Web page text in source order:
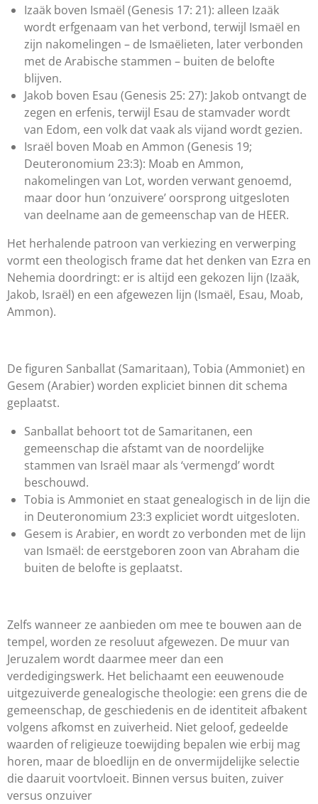
Izaäk boven Ismaël (Genesis 17: 21): alleen Izaäk
wordt erfgenaam van het verbond, terwijl Ismaël en
zijn nakomelingen – de Ismaëlieten, later verbonden
met de Arabische stammen – buiten de belofte
blijven.
Jakob boven Esau (Genesis 25: 27): Jakob ontvangt de
zegen en erfenis, terwijl Esau de stamvader wordt
van Edom, een volk dat vaak als vijand wordt gezien.
Israël boven Moab en Ammon (Genesis 19;
Deuteronomium 23:3): Moab en Ammon,
nakomelingen van Lot, worden verwant genoemd,
maar door hun ‘onzuivere’ oorsprong uitgesloten
van deelname aan de gemeenschap van de HEER.
Het herhalende patroon van verkiezing en verwerping
vormt een theologisch frame dat het denken van Ezra en
Nehemia doordringt: er is altijd een gekozen lijn (Izaäk,
Jakob, Israël) en een afgewezen lijn (Ismaël, Esau, Moab,
Ammon).
De figuren Sanballat (Samaritaan), Tobia (Ammoniet) en
Gesem (Arabier) worden expliciet binnen dit schema
geplaatst.
Sanballat behoort tot de Samaritanen, een
gemeenschap die afstamt van de noordelijke
stammen van Israël maar als ‘vermengd’ wordt
beschouwd.
Tobia is Ammoniet en staat genealogisch in de lijn die
in Deuteronomium 23:3 expliciet wordt uitgesloten.
Gesem is Arabier, en wordt zo verbonden met de lijn
van Ismaël: de eerstgeboren zoon van Abraham die
buiten de belofte is geplaatst.
Zelfs wanneer ze aanbieden om mee te bouwen aan de
tempel, worden ze resoluut afgewezen. De muur van
Jeruzalem wordt daarmee meer dan een
verdedigingswerk. Het belichaamt een eeuwenoude
uitgezuiverde genealogische theologie: een grens die de
gemeenschap, de geschiedenis en de identiteit afbakent
volgens afkomst en zuiverheid. Niet geloof, gedeelde
waarden of religieuze toewijding bepalen wie erbij mag
horen, maar de bloedlijn en de onvermijdelijke selectie
die daaruit voortvloeit. Binnen versus buiten, zuiver
versus onzuiver